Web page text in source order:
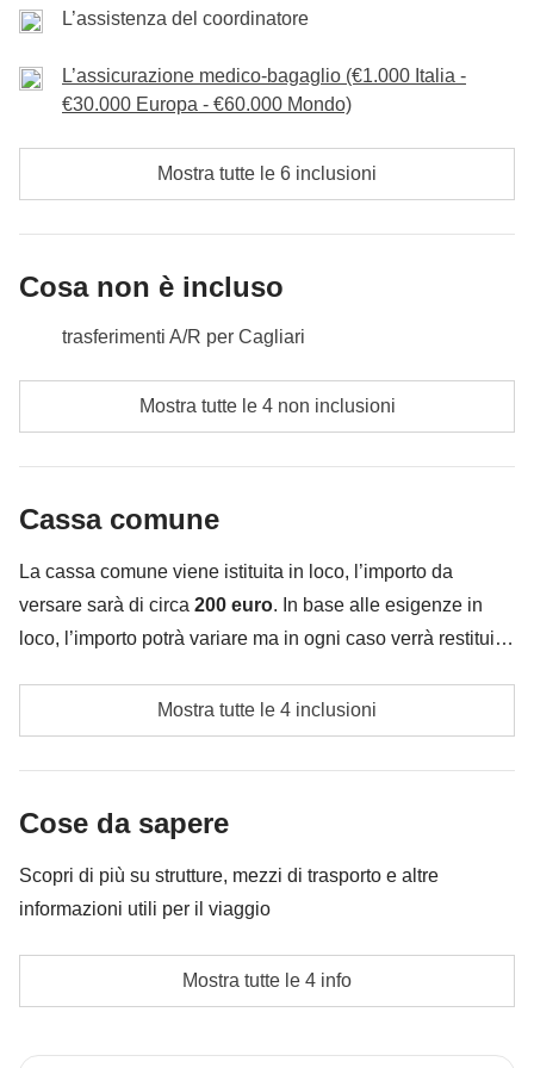
Cassa Comune:Benzina e attività
Cassa Comune:Benzina e attività
Non incluso:Cibo e bevande dei partecipanti.
L’assistenza del coordinatore
L’assicurazione medico-bagaglio (€1.000 Italia -
€30.000 Europa - €60.000 Mondo)
Mostra tutte le 6 inclusioni
Cosa non è incluso
trasferimenti A/R per Cagliari
pasti e bevande dove non indicato
infilare nello zaino :)
Tutto ciò che non è menzionato nella sezione "Cosa
Mostra tutte le 4 non inclusioni
Cassa comune
La cassa comune viene istituita in loco, l’importo da
versare sarà di circa 200 euro. In base alle esigenze in
loco, l’importo potrà variare ma in ogni caso verrà restituita
Carburante ed eventuali pedaggi
concordato di fare e la relativa quota parte del
coordinatore. Le attività pagate con la Cassa Comune
sono svolte da fornitori locali terzi e valgono le loro
condizioni; WeRoad non interviene nella gestione né
Mostra tutte le 4 inclusioni
Cose da sapere
Scopri di più su strutture, mezzi di trasporto e altre
informazioni utili per il viaggio
Mostra tutte le 4 info